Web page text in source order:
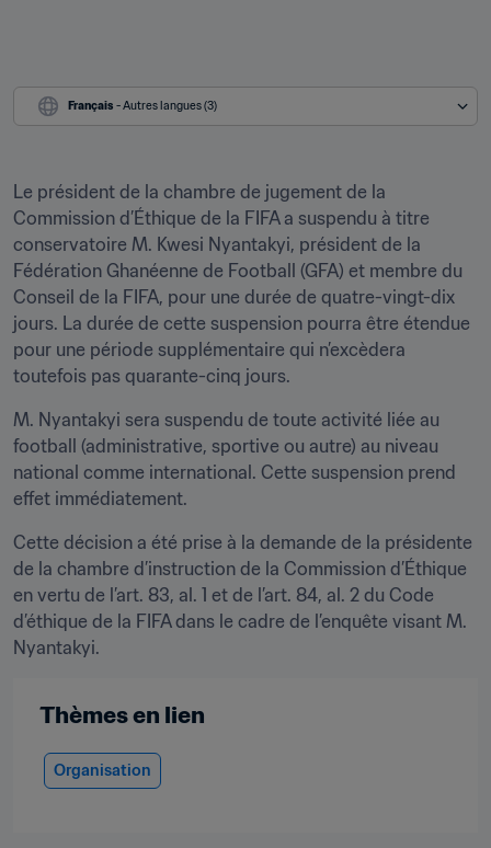
Français - Autres langues (3)
Le président de la chambre de jugement de la
Commission d’Éthique de la FIFA a suspendu à titre
conservatoire M. Kwesi Nyantakyi, président de la
Fédération Ghanéenne de Football (GFA) et membre du
Conseil de la FIFA, pour une durée de quatre-vingt-dix
jours. La durée de cette suspension pourra être étendue
pour une période supplémentaire qui n’excèdera
toutefois pas quarante-cinq jours.
M. Nyantakyi sera suspendu de toute activité liée au
football (administrative, sportive ou autre) au niveau
national comme international. Cette suspension prend
effet immédiatement.
Cette décision a été prise à la demande de la présidente
de la chambre d’instruction de la Commission d’Éthique
en vertu de l’art. 83, al. 1 et de l’art. 84, al. 2 du Code
d’éthique de la FIFA dans le cadre de l’enquête visant M.
Nyantakyi.
Thèmes en lien
Organisation